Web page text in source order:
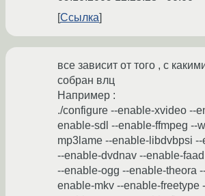
Ссылка
все зависит от того , с
собран влц
Например :
./configure --enable-xvideo --
enable-sdl --enable-ffmpeg --
mp3lame --enable-libdvbpsi
--enable-dvdnav --enable-
--enable-ogg --enable-theora
enable-mkv --enable-freetype